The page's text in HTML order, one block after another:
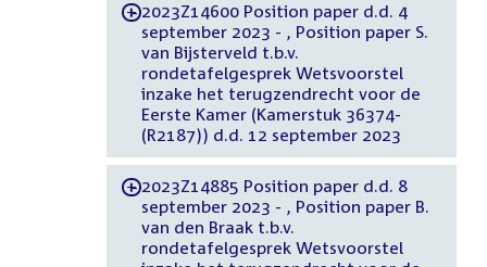
-2023Z14600 Position paper d.d. 4
september 2023 - , Position paper S.
van Bijsterveld t.b.v.
rondetafelgesprek Wetsvoorstel
inzake het terugzendrecht voor de
Eerste Kamer (Kamerstuk 36374-
(R2187)) d.d. 12 september 2023
-2023Z14885 Position paper d.d. 8
september 2023 - , Position paper B.
van den Braak t.b.v.
rondetafelgesprek Wetsvoorstel